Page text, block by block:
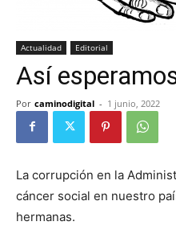
Actualidad Editorial
Así
Por caminodigital - 1 junio, 2022
La corrupción en la
cáncer social en nuestro
hermanas.